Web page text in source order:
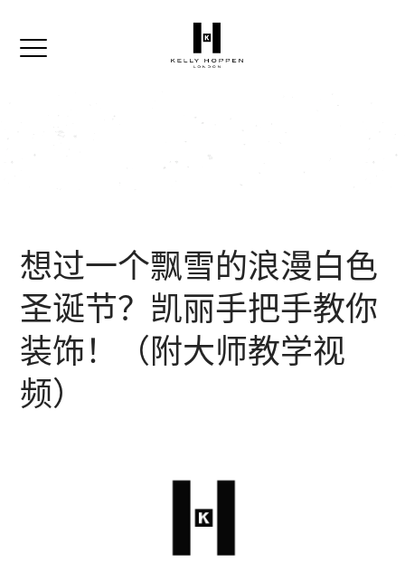
想过一个飘雪的浪漫白色
圣诞节？凯丽手把手教你
装饰！（附大师教学视
频）